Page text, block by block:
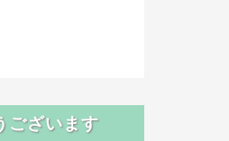
ございます